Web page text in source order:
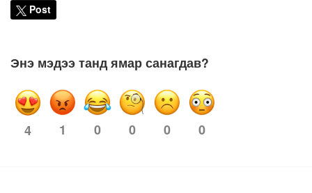
Post
Энэ мэдээ танд ямар санагдав?
4 1 0 0 0 0